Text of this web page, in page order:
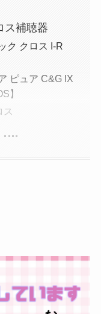
ス補聴器
ク クロス I-R
ピュア C&G IX
】
ス